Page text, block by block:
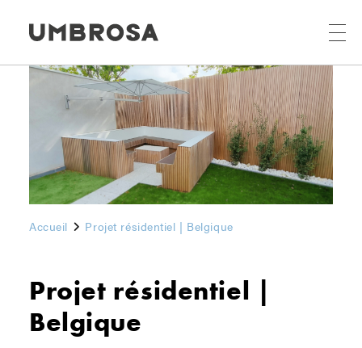
Accueil Projet résidentiel | Belgique
Projet résidentiel |
Belgique